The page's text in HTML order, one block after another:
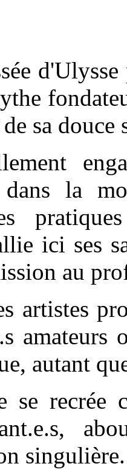
sa douce
dans la
ici ses
au
artistes
amateurs
autant
se recrée